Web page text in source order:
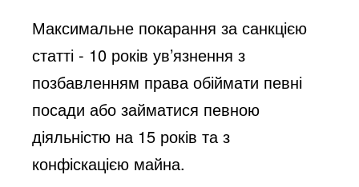
Максимальне покарання за санкцією
статті - 10 років ув’язнення з
позбавленням права обіймати певні
посади або займатися певною
діяльністю на 15 років та з
конфіскацією майна.